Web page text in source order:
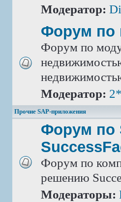
Модератор:
Форум по
Форум по
Модератор:
Прочие SAP-приложения
Форум по
Форум по
решению
Модераторы: